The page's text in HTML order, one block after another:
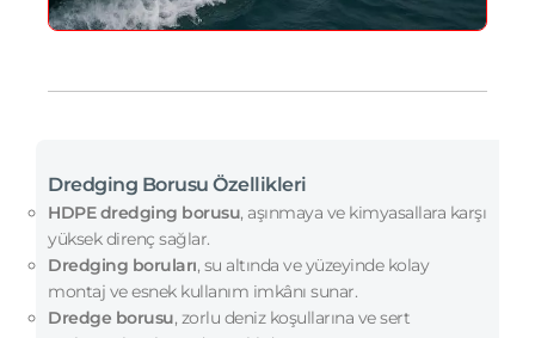
Dredging Borusu Özellikleri
HDPE dredging borusu, aşınmaya ve kimyasallara karşı
yüksek direnç sağlar.
Dredging boruları, su altında ve yüzeyinde kolay
montaj ve esnek kullanım imkânı sunar.
Dredge borusu, zorlu deniz koşullarına ve sert